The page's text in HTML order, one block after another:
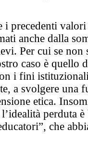
i precedenti
anche dalla
Per cui se non
caso è quello
i fini
a svolgere una
etica.
perduta
che